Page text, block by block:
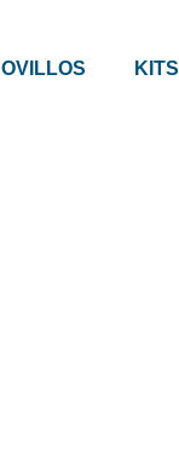
OVILLOS KITS